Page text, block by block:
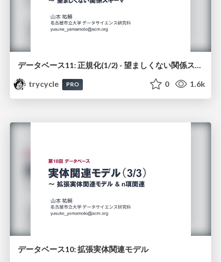
データベース11: 正規化(1/2) - 望ましくない関係スキーマ
trycycle
PRO 0 1.6k
データベース10: 拡張実体関連モデル